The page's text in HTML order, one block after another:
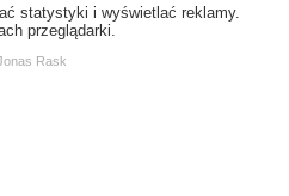
statystyki i wyświetlać reklamy.
przeglądarki.
Rask